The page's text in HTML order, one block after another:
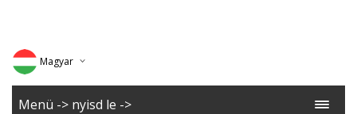
Magyar
Deutsch
Menü -> nyisd le ->